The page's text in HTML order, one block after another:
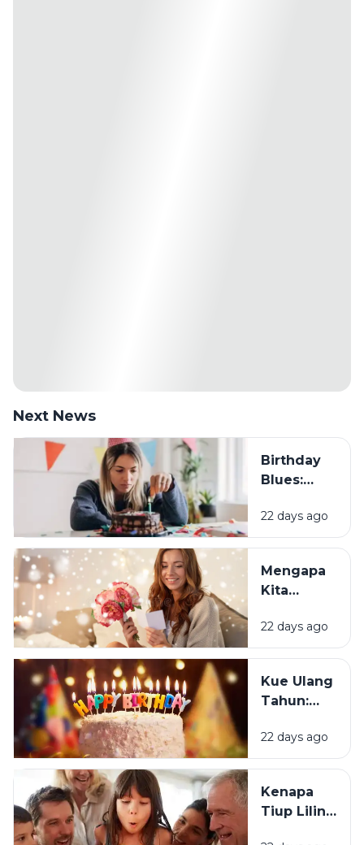
Next News
Birthday
Blues:
Sebagian
Orang
Merasa
Sedih Saat
Tahun?
22 days ago
Mengapa
Kita
Mendapat
Ucapan
Tahun?
22 days ago
Kue Ulang
Tahun:
Tradisi Ini
Berawal?
22 days ago
Kenapa
Tiup Lilin